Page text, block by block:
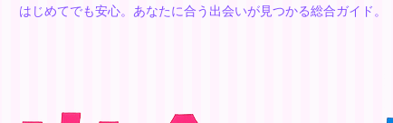
はじめてでも安心。あなたに合う出会いが見つかる総合ガイド。